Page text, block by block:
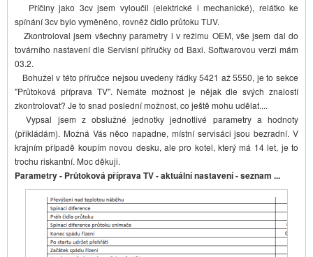
Příčiny jako 3cv jsem vyloučil (elektrické i mechanické), relátko ke
spínání 3cv bylo vyměněno, rovněž čidlo průtoku TUV.
Zkontroloval jsem všechny parametry i v režimu OEM, vše jsem dal do
továrního nastavení dle Servisní příručky od Baxi. Softwarovou verzi mám
03.2.
Bohužel v této příručce nejsou uvedeny řádky 5421 až 5550, je to sekce
"Průtoková příprava TV". Nemáte možnost je nějak dle svých znalostí
zkontrolovat? Je to snad poslední možnost, co ještě mohu udělat....
Vypsal jsem z obslužné jednotky jednotlivé parametry a hodnoty
(přikládám). Možná Vás něco napadne, místní servisáci jsou bezradní. V
krajním případě koupím novou desku, ale pro kotel, který má 14 let, je to
trochu riskantní. Moc děkuji.
Parametry - Průtoková příprava TV - aktuální nastavení - seznam ...